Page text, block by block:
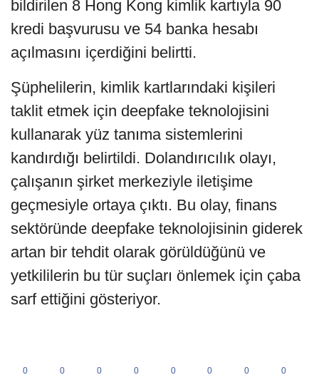
bildirilen 8 Hong Kong kimlik kartıyla 90
kredi başvurusu ve 54 banka hesabı
açılmasını içerdiğini belirtti.
Şüphelilerin, kimlik kartlarındaki kişileri
taklit etmek için deepfake teknolojisini
kullanarak yüz tanıma sistemlerini
kandırdığı belirtildi. Dolandırıcılık olayı,
çalışanın şirket merkeziyle iletişime
geçmesiyle ortaya çıktı. Bu olay, finans
sektöründe deepfake teknolojisinin giderek
artan bir tehdit olarak görüldüğünü ve
yetkililerin bu tür suçları önlemek için çaba
sarf ettiğini gösteriyor.